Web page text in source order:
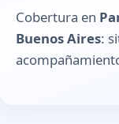
Cobertura en
Buenos Aires: